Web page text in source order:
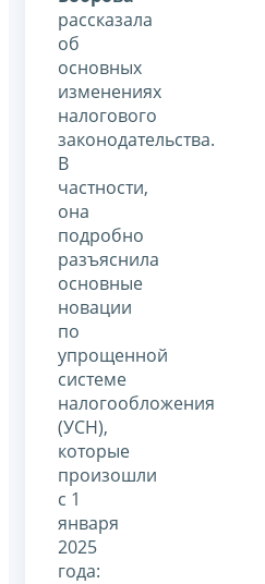
рассказала
об
основных
изменениях
налогового
законодательства.
В
частности,
она
подробно
разъяснила
основные
новации
по
упрощенной
системе
налогообложения
(УСН),
которые
произошли
с 1
января
2025
года: